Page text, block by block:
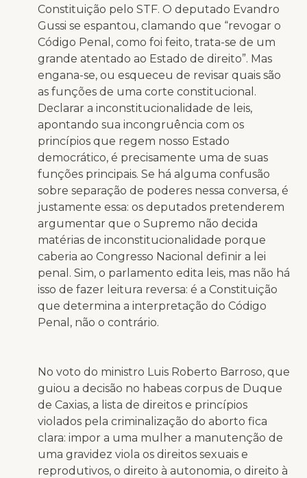
Constituição pelo STF. O deputado Evandro
Gussi se espantou, clamando que “revogar o
Código Penal, como foi feito, trata-se de um
grande atentado ao Estado de direito”. Mas
engana-se, ou esqueceu de revisar quais são
as funções de uma corte constitucional.
Declarar a inconstitucionalidade de leis,
apontando sua incongruência com os
princípios que regem nosso Estado
democrático, é precisamente uma de suas
funções principais. Se há alguma confusão
sobre separação de poderes nessa conversa, é
justamente essa: os deputados pretenderem
argumentar que o Supremo não decida
matérias de inconstitucionalidade porque
caberia ao Congresso Nacional definir a lei
penal. Sim, o parlamento edita leis, mas não há
isso de fazer leitura reversa: é a Constituição
que determina a interpretação do Código
Penal, não o contrário.
No voto do ministro Luis Roberto Barroso, que
guiou a decisão no habeas corpus de Duque
de Caxias, a lista de direitos e princípios
violados pela criminalização do aborto fica
clara: impor a uma mulher a manutenção de
uma gravidez viola os direitos sexuais e
reprodutivos, o direito à autonomia, o direito à